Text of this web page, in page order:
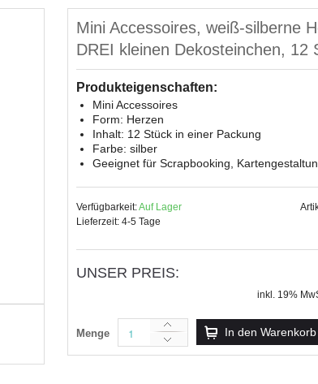
Mini Accessoires, weiß-silberne
DREI kleinen Dekosteinchen, 12
Produkteigenschaften:
Mini Accessoires
Form: Herzen
Inhalt: 12 Stück in einer Packung
Farbe: silber
Geeignet für Scrapbooking,
Verfügbarkeit:Auf Lager
Lieferzeit: 4-5 Tage
UNSER PREIS:
inkl. 19%
Menge In den Warenkorb